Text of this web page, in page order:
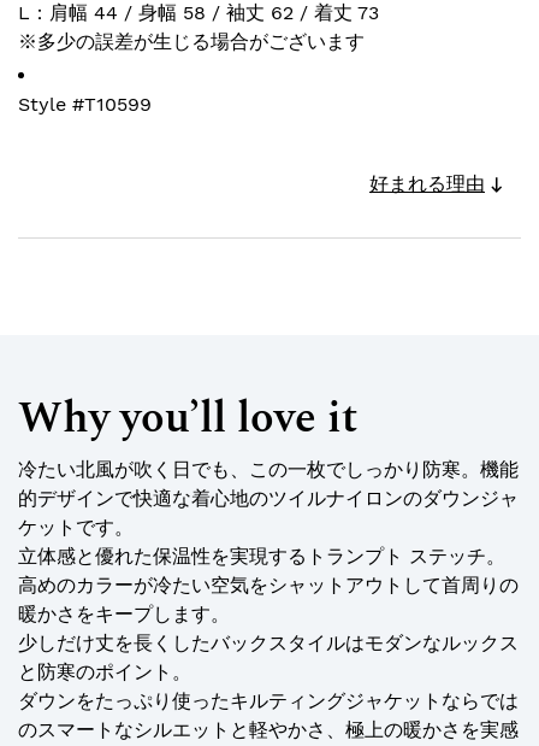
L：肩幅 44 / 身幅 58 / 袖丈 62 / 着丈 73
※多少の誤差が生じる場合がございます
Style #T10599
好まれる理由
Why you’ll love it
冷たい北風が吹く日でも、この一枚でしっかり防寒。機能
的デザインで快適な着心地のツイルナイロンのダウンジャ
ケットです。
立体感と優れた保温性を実現するトランプト ステッチ。
高めのカラーが冷たい空気をシャットアウトして首周りの
暖かさをキープします。
少しだけ丈を長くしたバックスタイルはモダンなルックス
と防寒のポイント。
ダウンをたっぷり使ったキルティングジャケットならでは
のスマートなシルエットと軽やかさ、極上の暖かさを実感